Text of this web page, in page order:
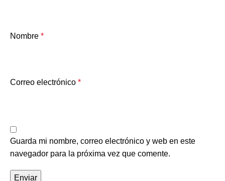
Nombre *
Correo electrónico *
Guarda mi nombre, correo electrónico y web en este
navegador para la próxima vez que comente.